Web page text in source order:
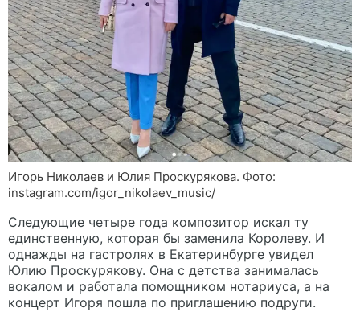
Игорь Николаев и Юлия Проскурякова. Фото:
instagram.com/igor_nikolaev_music/
Следующие четыре года композитор искал ту
единственную, которая бы заменила Королеву. И
однажды на гастролях в Екатеринбурге увидел
Юлию Проскурякову. Она с детства занималась
вокалом и работала помощником нотариуса, а на
концерт Игоря пошла по приглашению подруги.